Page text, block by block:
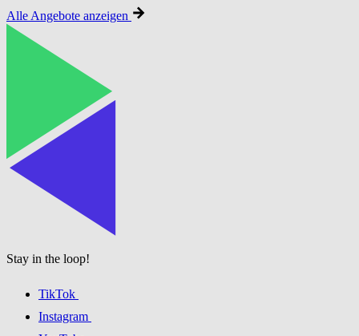
Alle Angebote anzeigen
Stay in the loop!
TikTok
Instagram